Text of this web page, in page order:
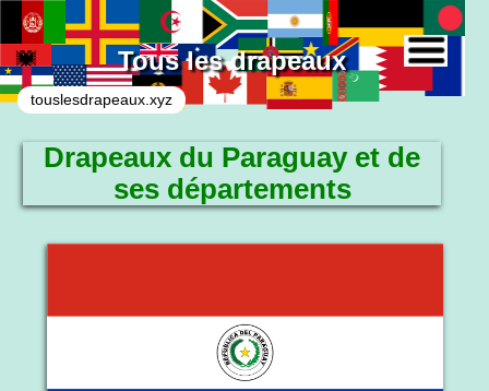
Tous les drapeaux
touslesdrapeaux.xyz
Drapeaux du Paraguay et de
ses départements
Le drapeau national